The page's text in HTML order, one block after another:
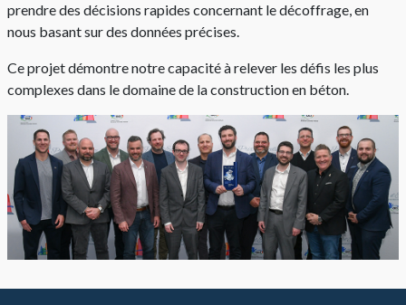
prendre des décisions rapides concernant le décoffrage, en
nous basant sur des données précises.
Ce projet démontre notre capacité à relever les défis les plus
complexes dans le domaine de la construction en béton.